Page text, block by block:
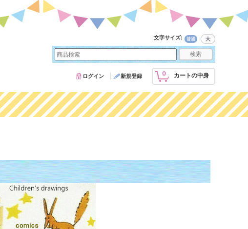
文字サイズ:
0 カートの中身
ログイン 新規登録